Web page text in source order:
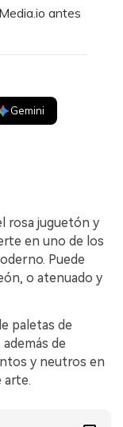
antes
Gemini
rosa juguetón y
en uno de los
Puede
o atenuado y
paletas de
de
y neutros en
arte.